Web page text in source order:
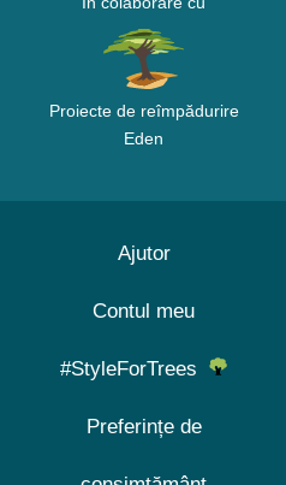
Proiecte de reîmpădurire
Eden
Ajutor
Contul meu
#StyleForTrees
Preferințe de